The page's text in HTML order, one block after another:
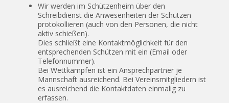
Wir werden im Schützenheim über den
Schreibdienst die Anwesenheiten der Schützen
protokollieren (auch von den Personen, die nicht
aktiv schießen).
Dies schließt eine Kontaktmöglichkeit für den
entsprechenden Schützen mit ein (Email oder
Telefonnummer).
Bei Wettkämpfen ist ein Ansprechpartner je
Mannschaft ausreichend. Bei Vereinsmitgliedern ist
es ausreichend die Kontaktdaten einmalig zu
erfassen.